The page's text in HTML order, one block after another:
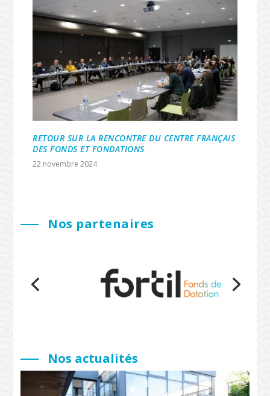
RETOUR SUR LA RENCONTRE DU CENTRE FRANÇAIS
DES FONDS ET FONDATIONS
22 novembre 2024
Nos partenaires
Nos actualités